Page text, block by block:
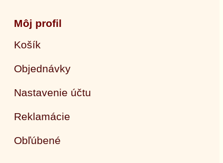
Môj profil
Košík
Objednávky
Nastavenie účtu
Reklamácie
Obľúbené